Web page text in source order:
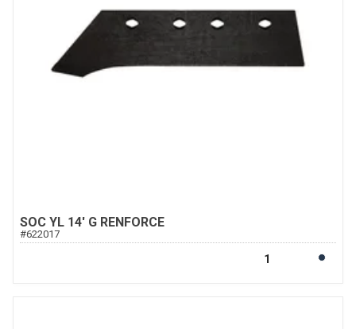
SOC YL 14' G RENFORCE
#622017